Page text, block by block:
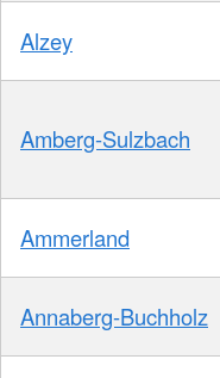
Alzey
Amberg-Sulzbach
Ammerland
Annaberg-Buchholz